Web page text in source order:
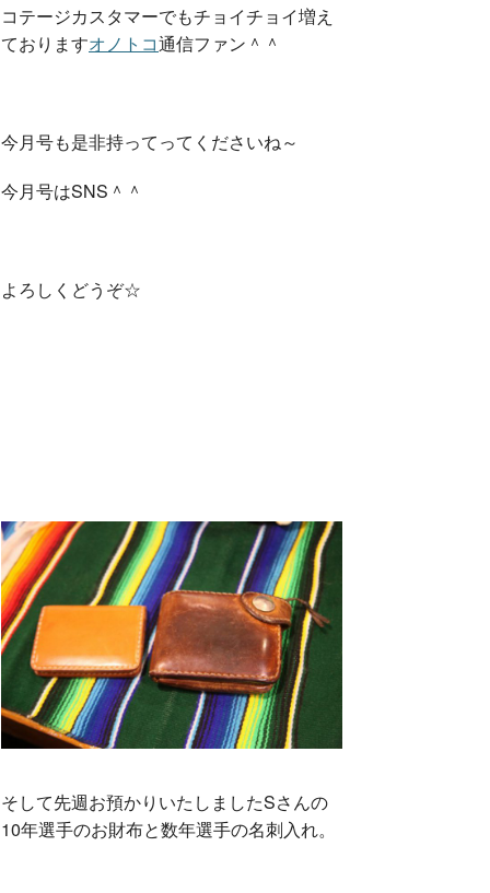
コテージカスタマーでもチョイチョイ増え
ておりますオノトコ通信ファン＾＾
今月号も是非持ってってくださいね～
今月号はSNS＾＾
よろしくどうぞ☆
そして先週お預かりいたしましたSさんの
10年選手のお財布と数年選手の名刺入れ。